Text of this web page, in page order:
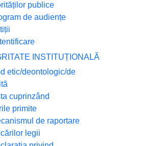
publice
de audiențe
INSTITUȚIONALĂ
etic/deontologic/de
cuprinzând
primite
de raportare
legii